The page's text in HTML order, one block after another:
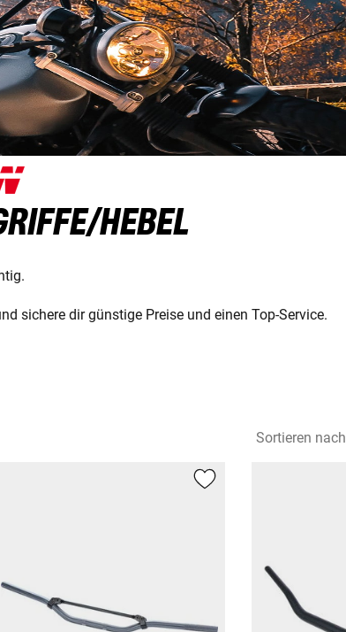
HEBEL
sichere dir günstige Preise und einen Top-Service.
Sortieren nach